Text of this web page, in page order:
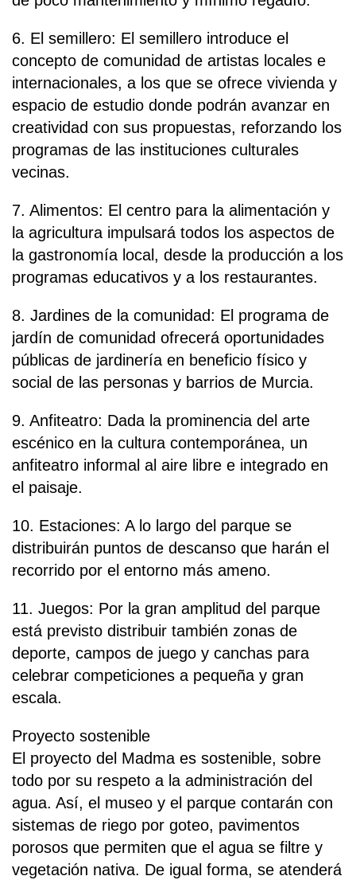
6. El semillero: El semillero introduce el
concepto de comunidad de artistas locales e
internacionales, a los que se ofrece vivienda y
espacio de estudio donde podrán avanzar en
creatividad con sus propuestas, reforzando los
programas de las instituciones culturales
vecinas.
7. Alimentos: El centro para la alimentación y
la agricultura impulsará todos los aspectos de
la gastronomía local, desde la producción a los
programas educativos y a los restaurantes.
8. Jardines de la comunidad: El programa de
jardín de comunidad ofrecerá oportunidades
públicas de jardinería en beneficio físico y
social de las personas y barrios de Murcia.
9. Anfiteatro: Dada la prominencia del arte
escénico en la cultura contemporánea, un
anfiteatro informal al aire libre e integrado en
el paisaje.
10. Estaciones: A lo largo del parque se
distribuirán puntos de descanso que harán el
recorrido por el entorno más ameno.
11. Juegos: Por la gran amplitud del parque
está previsto distribuir también zonas de
deporte, campos de juego y canchas para
celebrar competiciones a pequeña y gran
escala.
Proyecto sostenible
El proyecto del Madma es sostenible, sobre
todo por su respeto a la administración del
agua. Así, el museo y el parque contarán con
sistemas de riego por goteo, pavimentos
porosos que permiten que el agua se filtre y
vegetación nativa. De igual forma, se atenderá